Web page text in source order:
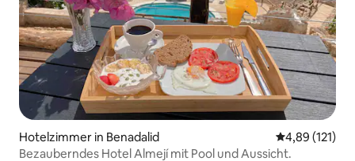
Hotelzimmer in Benadalid
4,89 (121)
Bezauberndes Hotel Almejí mit Pool und Aussicht.